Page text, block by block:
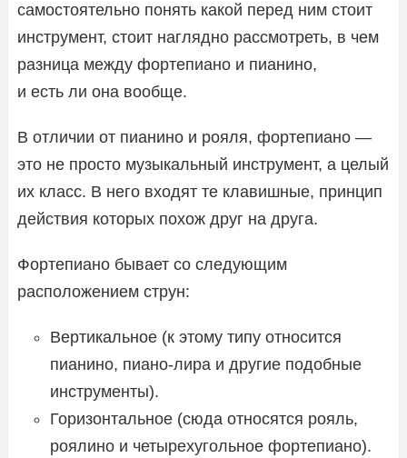
самостоятельно понять какой перед ним стоит
инструмент, стоит наглядно рассмотреть, в чем
разница между фортепиано и пианино,
и есть ли она вообще.
В отличии от пианино и рояля, фортепиано —
это не просто музыкальный инструмент, а целый
их класс. В него входят те клавишные, принцип
действия которых похож друг на друга.
Фортепиано бывает со следующим
расположением струн:
Вертикальное (к этому типу относится
пианино, пиано-лира и другие подобные
инструменты).
Горизонтальное (сюда относятся рояль,
роялино и четырехугольное фортепиано).